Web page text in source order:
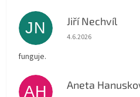
JN Jiří Nechvíl
Hodnocení obchodu
4.6.2026
funguje.
AH Aneta